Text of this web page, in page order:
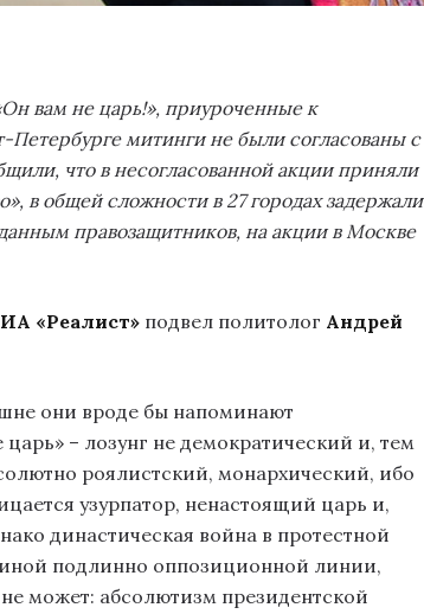
вам не царь!», приуроченные к
митинги не были согласованы с
что в несогласованной акции приняли
в общей сложности в 27 городах задержали
правозащитников, на акции в Москве
ИА «Реалист» подвел политолог Андрей
они вроде бы напоминают
– лозунг не демократический и, тем
роялистский, монархический, ибо
узурпатор, ненастоящий царь и,
династическая война в протестной
иной подлинно оппозиционной линии,
может: абсолютизм президентской